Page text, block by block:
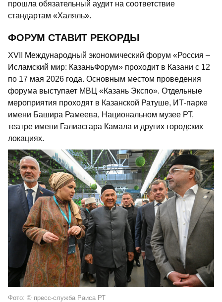
прошла обязательный аудит на соответствие
стандартам «Халяль».
ФОРУМ СТАВИТ РЕКОРДЫ
XVII Международный экономический форум «Россия –
Исламский мир: КазаньФорум» проходит в Казани с 12
по 17 мая 2026 года. Основным местом проведения
форума выступает МВЦ «Казань Экспо». Отдельные
мероприятия проходят в Казанской Ратуше, ИТ-парке
имени Башира Рамеева, Национальном музее РТ,
театре имени Галиасгара Камала и других городских
локациях.
Фото: © пресс-служба Раиса РТ